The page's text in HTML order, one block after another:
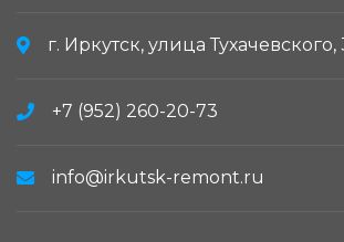
г. Иркутск, улица
+7 (952) 260-20-73
info@irkutsk-remont.ru